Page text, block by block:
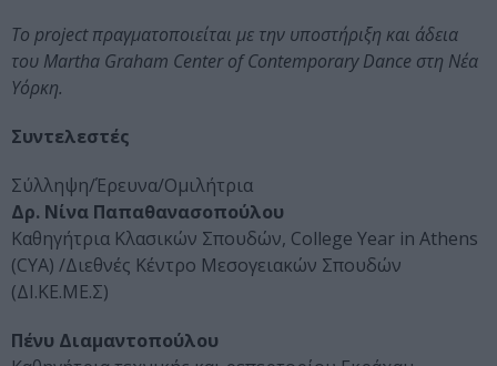
Το project πραγματοποιείται με την υποστήριξη και άδεια
του Martha Graham Center of Contemporary Dance στη Νέα
Υόρκη.
Συντελεστές
Σύλληψη/Έρευνα/Ομιλήτρια
Δρ. Νίνα Παπαθανασοπούλου
Καθηγήτρια Κλασικών Σπουδών, College Year in Athens
(CYA) /Διεθνές Κέντρο Μεσογειακών Σπουδών
(ΔΙ.ΚΕ.ΜΕ.Σ)
Πένυ Διαμαντοπούλου